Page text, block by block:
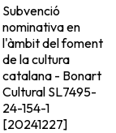
Subvenció
nominativa en
l'àmbit del foment
de la cultura
catalana - Bonart
Cultural SL7495-
24-154-1
[20241227]